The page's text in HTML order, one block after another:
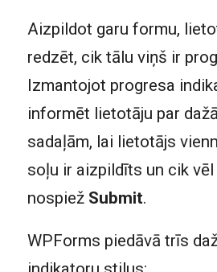
Aizpildot garu formu,
redzēt, cik tālu viņš ir
Izmantojot progresa
informēt lietotāju par
sadaļām, lai lietotājs
soļu ir aizpildīts un cik
nospiež Submit.
WPForms piedāvā trīs